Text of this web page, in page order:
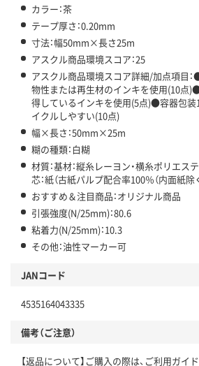
カラー：茶
テープ厚さ：0.20mm
寸法：幅50mm×長さ25m
アスクル商品環境スコア：25
アスクル商品環境スコア詳細/加点項目
物性または再生材のインキを使用(10点
得しているインキを使用(5点)●容器包装
イクルしやすい(10点)
幅×長さ：50mm×25m
糊の種類：白糊
材質：基材：縦糸レーヨン・横糸ポリエス
芯：紙（古紙パルプ配合率100％（内面紙除く
おすすめ＆注目商品：オリジナル商品
引張強度(N/25mm)：80.6
粘着力(N/25mm)：10.3
その他：油性マーカー可
JANコード
4535164043335
備考（ご注意）
【返品について】ご購入の際は、ご利用ガイド